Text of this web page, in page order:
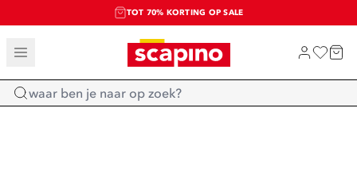
TOT 70% KORTING OP SALE
SALE: LAATSTE KANS!
SHOP NIEUW
Home